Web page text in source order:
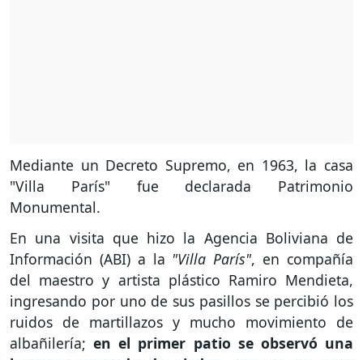
Mediante un Decreto Supremo, en 1963, la casa
"Villa París" fue declarada Patrimonio
Monumental.
En una visita que hizo la Agencia Boliviana de
Información (ABI) a la "Villa París", en compañía
del maestro y artista plástico Ramiro Mendieta,
ingresando por uno de sus pasillos se percibió los
ruidos de martillazos y mucho movimiento de
albañilería;en el primer patio se observó una